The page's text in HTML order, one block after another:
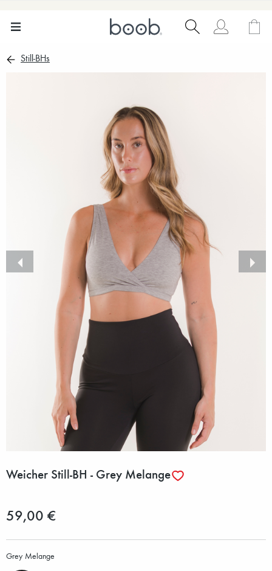
Still-BHs
Weicher Still-BH - Grey Melange
59,00 €
Grey Melange